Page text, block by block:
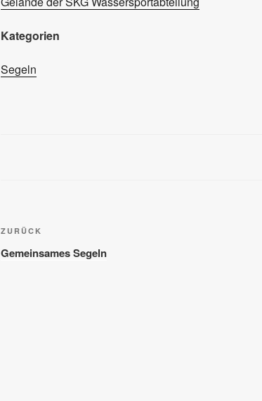
Kategorien
Segeln
Beitragsnavigation
Vorheriger
Beitrag
ZURÜCK
Gemeinsames Segeln